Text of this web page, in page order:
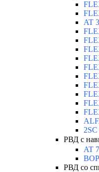
AT
РВД с
AT
РВД со